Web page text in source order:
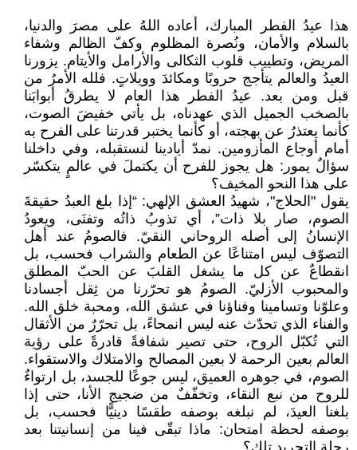
هذا عيدُ الفطر المبارك، أعاده اللهُ على مصرَ والدنيا،
بالسلام والأمان، ونُصرة المظلوم وكفّ الظالم وشفاء
المريض، وتطييب قلوب الثكالى والأرامل والأيتام. يزورنا
العيدُ والعالم يتأجج حروبًا ومكائدَ وويلاتٍ. فلله الأمرُ من
قبل ومن بعد. عيدُ الفطر هذا العام لا يطرقُ أبوابَنا
بالصخب الجميل الذي عهدناه، بل يأتي خفيضَ الصوت،
كأنما يعتذرُ عن بهجته، أو كأنما يختبر قدرتنا على الفرح به
أمام أوجاع المأزومين. نمدّ أيادينا لنستقبله، وفي داخلنا
سؤالٌ يمور: هل يجوز للفرح أن يكتملَ في عالمٍ يتكسّر
على هذا النحو المخيف؟
يقول "الحلاج"، شهيدُ العشق الإلهي: “إذا بلغ العبدُ حقيقةَ
الصوم، صار بلا ذات”، أي تذوبُ ذاتُه وتفنَى، ويعودُ
الإنسانُ إلى أصله الروحاني النقيّ. فالصومُ عند أهل
التصوّف ليس امتناعًا عن الطعام والشراب فحسب، بل
انقطاعٌ عن كل ما يشغل القلبَ عن الحبّ المطلق
والمحبوب الأزليّ. الصومُ هو تحرّرنا من ثِقل أجسادنا
وعلوّنا وتسامينا وفناؤنا في عشق الله، ومحبة خلق الله.
والفناء الذي تحدّث عنه ليس انمحاءً، بل تحرّرٌ من الأثقال
التي تُكبّل الروح، حتى تصير شفافةً قادرةً على رؤية
العالم بعين الرحمة لا بعين المصالح والامتلاك والاستقواء.
الصوم، في جوهره العميق، ليس جوعًا للجسد، بل ارتواءٌ
للروح من نبع النقاء، وتخفّفٌ من ضجيج الأنا، حتى إذا
بلغنا العيدَ، لم نبلغه بوصفه طقسًا دينيًّا فحسب، بل
بوصفه لحظة امتحان: ماذا تبقّى فينا من إنسانيتنا بعد